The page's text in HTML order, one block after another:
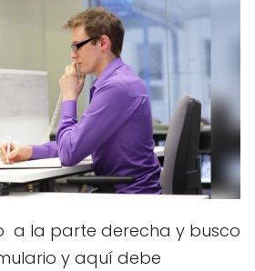
a la parte derecha y busco
y aquí debe